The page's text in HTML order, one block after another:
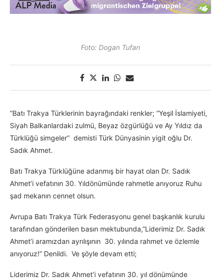
Foto: Dogan Tufan
”Batı Trakya Türklerinin bayrağındaki renkler; “Yeşil İslamiyeti,
Siyah Balkanlardaki zulmü, Beyaz özgürlüğü ve Ay Yıldız da
Türklüğü simgeler” demisti Türk Dünyasinin yigit oğlu Dr.
Sadık Ahmet.
Batı Trakya Türklüğüne adanmış bir hayat olan Dr. Sadık
Ahmet’i vefatının 30. Yıldönümünde rahmetle anıyoruz Ruhu
şad mekanın cennet olsun.
Avrupa Batı Trakya Türk Federasyonu genel başkanlık kurulu
tarafından gönderilen basın mektubunda,”Liderimiz Dr. Sadık
Ahmet’i aramızdan ayrılışının 30. yılında rahmet ve özlemle
anıyoruz!” Denildi. Ve şöyle devam etti;
Liderimiz Dr. Sadık Ahmet’i vefatının 30. yıl dönümünde